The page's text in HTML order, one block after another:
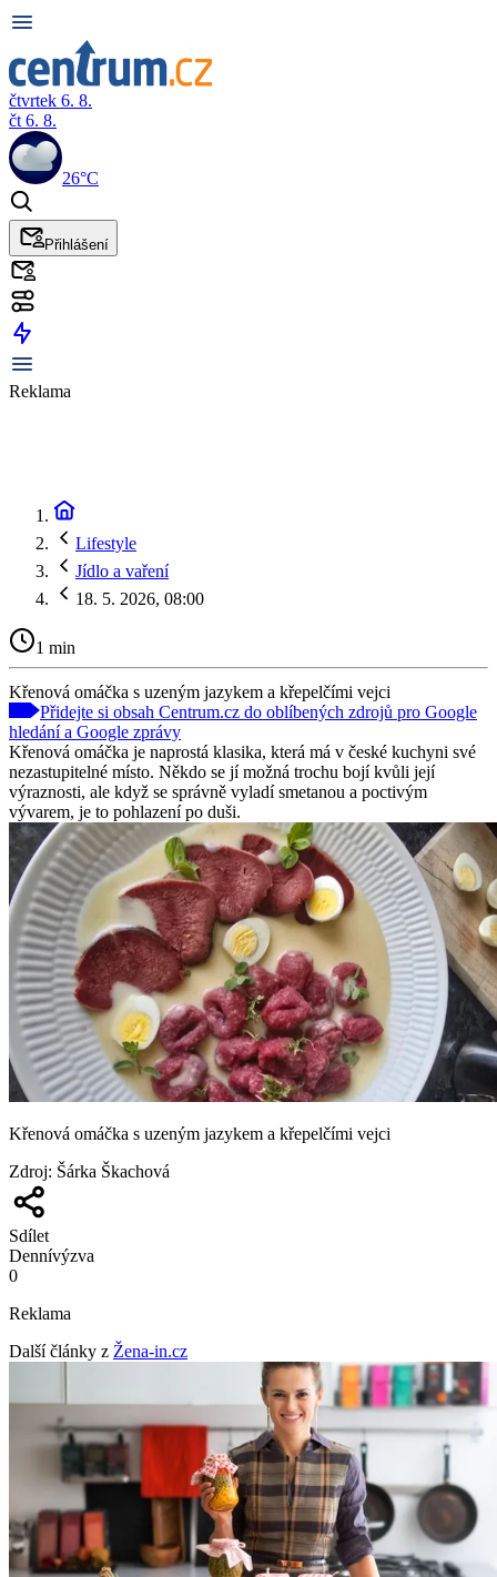
čtvrtek 6. 8.
čt 6. 8.
26°C
Přihlášení
Reklama
Lifestyle
Jídlo a vaření
18. 5. 2026, 08:00
1 min
Křenová omáčka s uzeným jazykem a křepelčími vejci
Přidejte si obsah Centrum.cz do oblíbených zdrojů pro Google
hledání a Google zprávy
Křenová omáčka je naprostá klasika, která má v české kuchyni své
nezastupitelné místo. Někdo se jí možná trochu bojí kvůli její
výraznosti, ale když se správně vyladí smetanou a poctivým
vývarem, je to pohlazení po duši.
Křenová omáčka s uzeným jazykem a křepelčími vejci
Zdroj: Šárka Škachová
Sdílet
Dennívýzva
0
Reklama
Další články z Žena-in.cz